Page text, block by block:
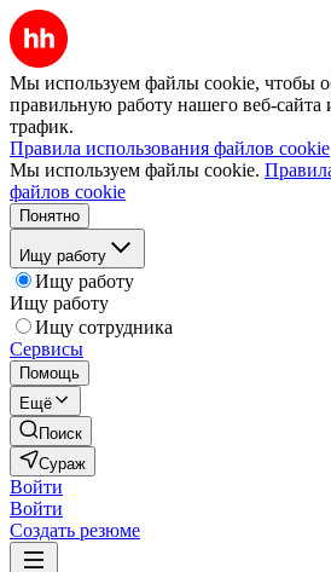
Мы используем файлы cookie, чтобы
правильную работу нашего веб-сайта
трафик.
Правила использования файлов cookie
Мы используем файлы cookie.
файлов cookie
Понятно
Ищу работу
Ищу работу
Ищу работу
Ищу сотрудника
Сервисы
Помощь
Ещё
Поиск
Сураж
Войти
Войти
Создать резюме